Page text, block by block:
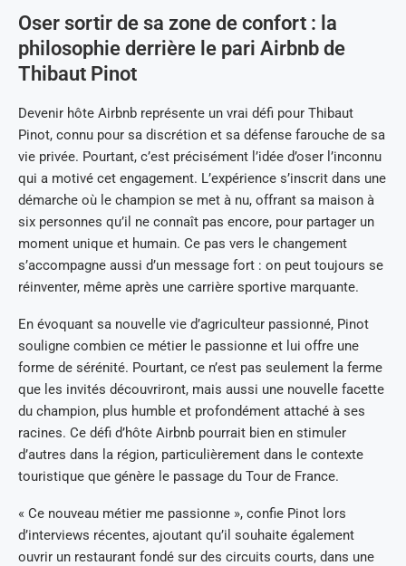
Oser sortir de sa zone de confort : la
philosophie derrière le pari Airbnb de
Thibaut Pinot
Devenir hôte Airbnb représente un vrai défi pour Thibaut
Pinot, connu pour sa discrétion et sa défense farouche de sa
vie privée. Pourtant, c’est précisément l’idée d’oser l’inconnu
qui a motivé cet engagement. L’expérience s’inscrit dans une
démarche où le champion se met à nu, offrant sa maison à
six personnes qu’il ne connaît pas encore, pour partager un
moment unique et humain. Ce pas vers le changement
s’accompagne aussi d’un message fort : on peut toujours se
réinventer, même après une carrière sportive marquante.
En évoquant sa nouvelle vie d’agriculteur passionné, Pinot
souligne combien ce métier le passionne et lui offre une
forme de sérénité. Pourtant, ce n’est pas seulement la ferme
que les invités découvriront, mais aussi une nouvelle facette
du champion, plus humble et profondément attaché à ses
racines. Ce défi d’hôte Airbnb pourrait bien en stimuler
d’autres dans la région, particulièrement dans le contexte
touristique que génère le passage du Tour de France.
« Ce nouveau métier me passionne », confie Pinot lors
d’interviews récentes, ajoutant qu’il souhaite également
ouvrir un restaurant fondé sur des circuits courts, dans une